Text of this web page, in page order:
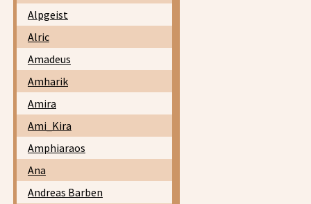
Alpgeist
Alric
Amadeus
Amharik
Amira
Ami_Kira
Amphiaraos
Ana
Andreas Barben